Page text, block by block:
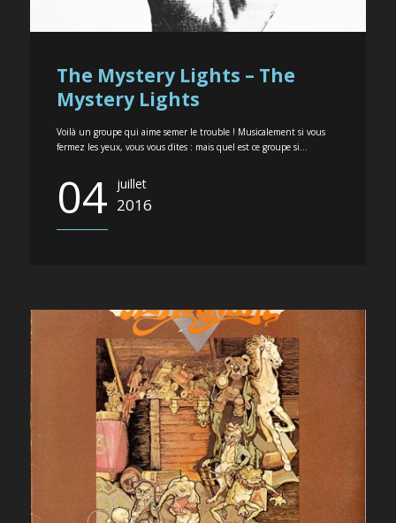
The Mystery Lights – The
Mystery Lights
Voilà un groupe qui aime semer le trouble ! Musicalement si vous
fermez les yeux, vous vous dites : mais quel est ce groupe si...
04 juillet
2016